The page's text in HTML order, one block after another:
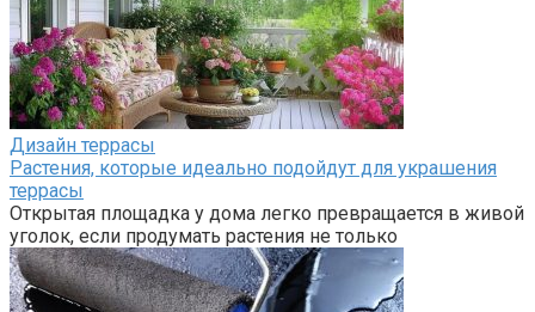
Дизайн террасы
Растения, которые идеально подойдут для украшения
террасы
Открытая площадка у дома легко превращается в живой
уголок, если продумать растения не только